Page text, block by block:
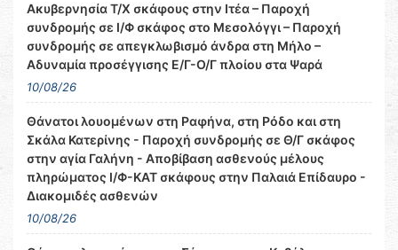
Ακυβερνησία Τ/Χ σκάφους στην Ιτέα – Παροχή
συνδρομής σε Ι/Φ σκάφος στο Μεσολόγγι – Παροχή
συνδρομής σε απεγκλωβισμό άνδρα στη Μήλο –
Αδυναμία προσέγγισης Ε/Γ-Ο/Γ πλοίου στα Ψαρά
10/08/26
Θάνατοι λουομένων στη Ραφήνα, στη Ρόδο και στη
Σκάλα Κατερίνης - Παροχή συνδρομής σε Θ/Γ σκάφος
στην αγία Γαλήνη - Αποβίβαση ασθενούς μέλους
πληρώματος Ι/Φ-ΚΑΤ σκάφους στην Παλαιά Επίδαυρο -
Διακομιδές ασθενών
10/08/26